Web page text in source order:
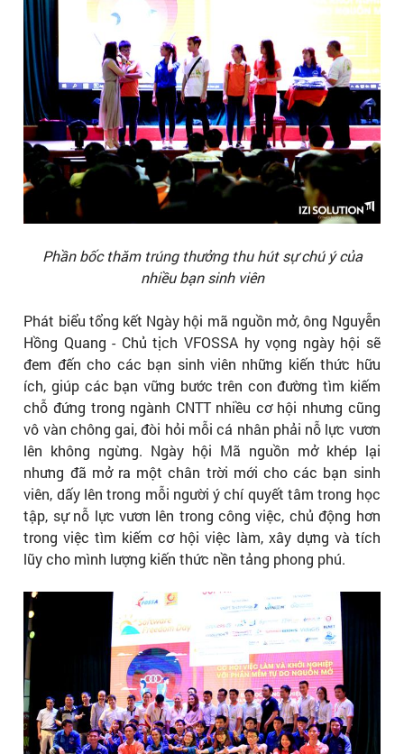
Phần bốc thăm trúng thưởng thu hút sự chú ý của
nhiều bạn sinh viên
Phát biểu tổng kết Ngày hội mã nguồn mở, ông Nguyễn
Hồng Quang - Chủ tịch VFOSSA hy vọng ngày hội sẽ
đem đến cho các bạn sinh viên những kiến thức hữu
ích, giúp các bạn vững bước trên con đường tìm kiếm
chỗ đứng trong ngành CNTT nhiều cơ hội nhưng cũng
vô vàn chông gai, đòi hỏi mỗi cá nhân phải nỗ lực vươn
lên không ngừng. Ngày hội Mã nguồn mở khép lại
nhưng đã mở ra một chân trời mới cho các bạn sinh
viên, dấy lên trong mỗi người ý chí quyết tâm trong học
tập, sự nỗ lực vươn lên trong công việc, chủ động hơn
trong việc tìm kiếm cơ hội việc làm, xây dựng và tích
lũy cho mình lượng kiến thức nền tảng phong phú.